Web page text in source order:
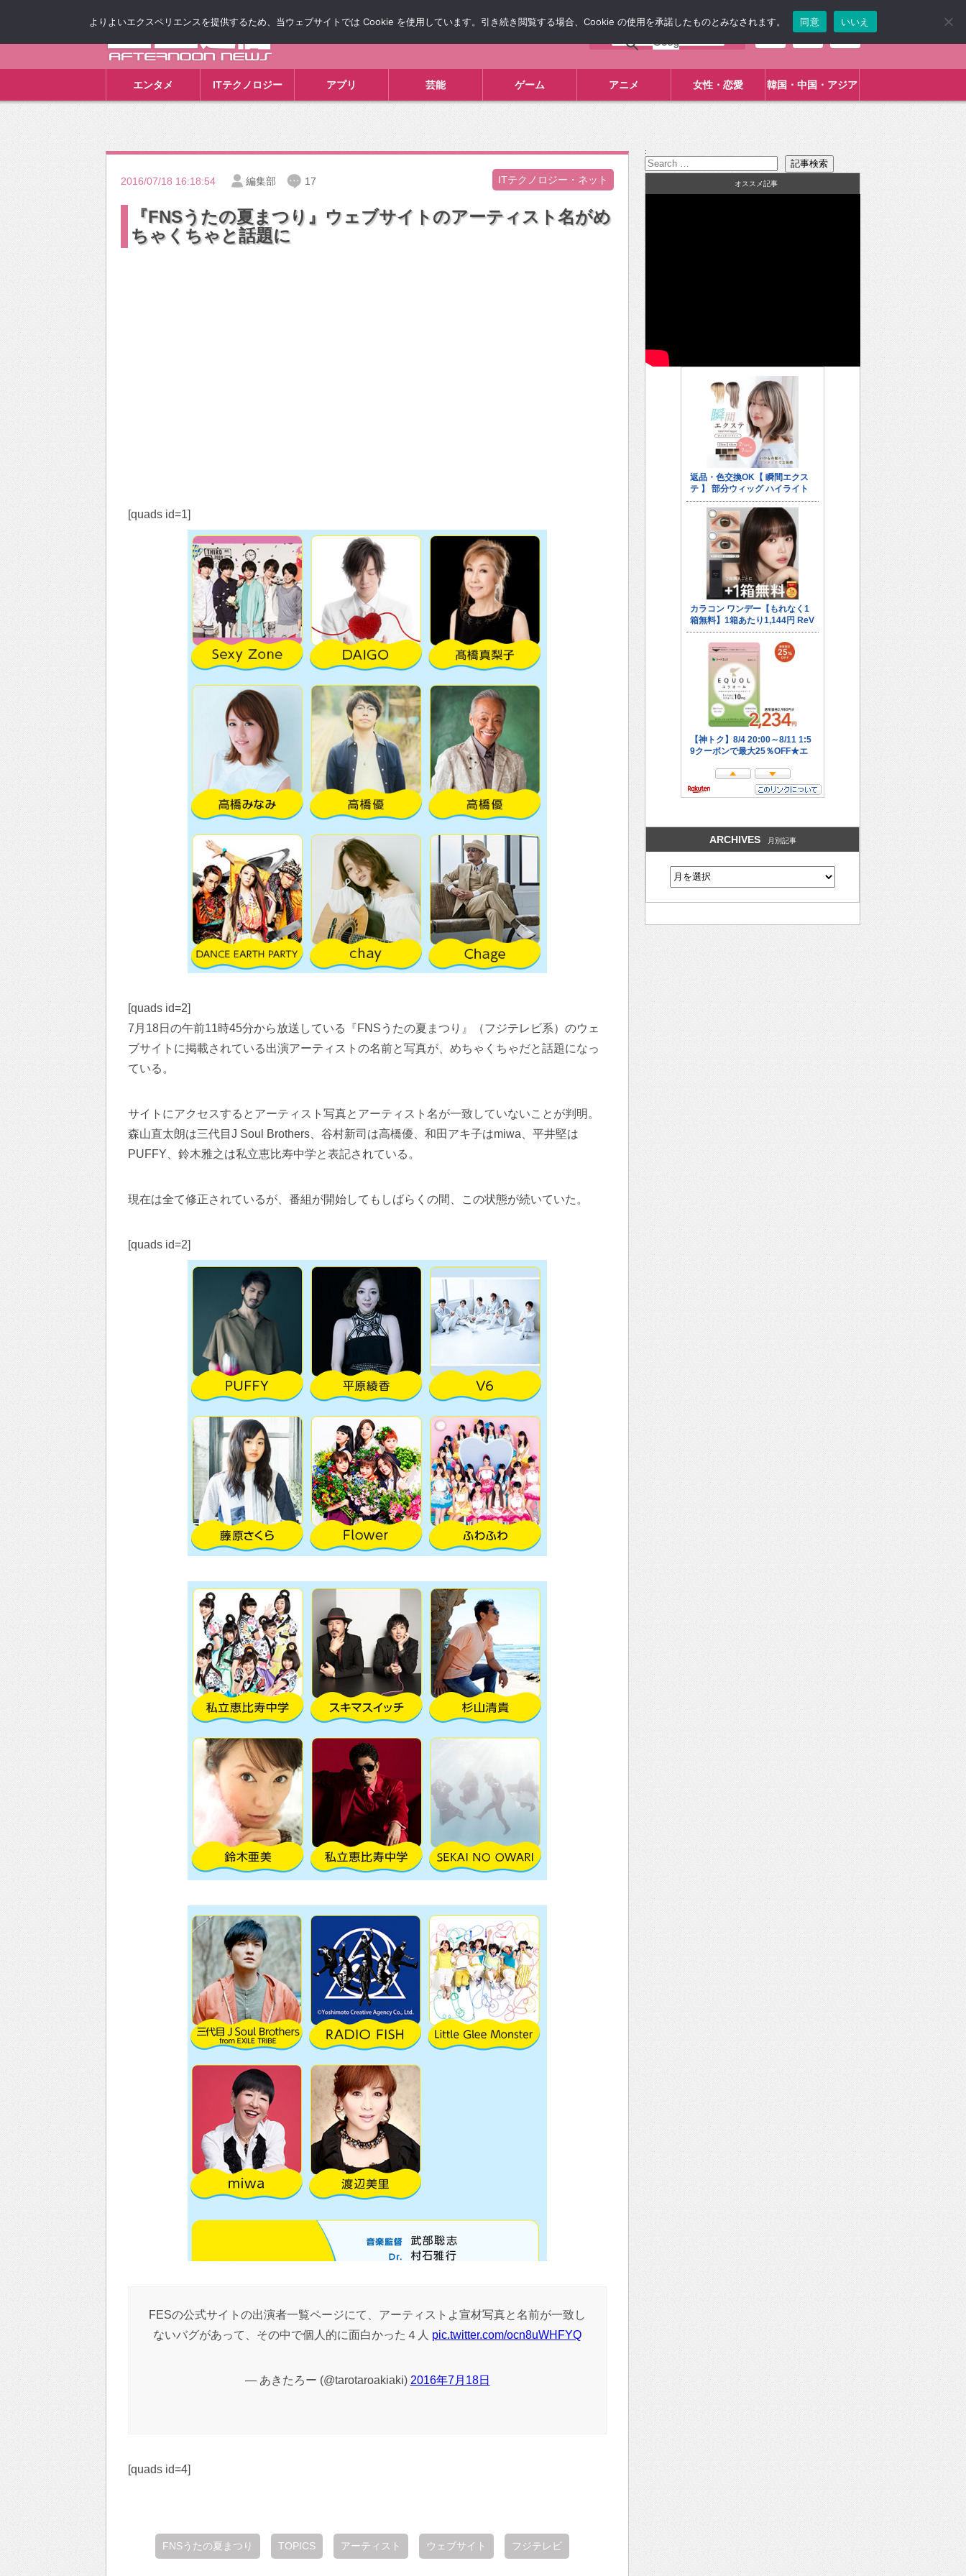
エンタメ ITテクノロジー アプリ 芸能 ゲーム アニメ 女性・恋愛 韓国・中国・アジア
2016/07/18 16:18:54 編集部 17 ITテクノロジー・ネット
『FNSうたの夏まつり』ウェブサイトのアーティスト名がめ
ちゃくちゃと話題に
[quads id=1]
[quads id=2]
7月18日の午前11時45分から放送している『FNSうたの夏まつり』（フジテレビ系）のウェ
ブサイトに掲載されている出演アーティストの名前と写真が、めちゃくちゃだと話題になっ
ている。
サイトにアクセスするとアーティスト写真とアーティスト名が一致していないことが判明。
森山直太朗は三代目J Soul Brothers、谷村新司は高橋優、和田アキ子はmiwa、平井堅は
PUFFY、鈴木雅之は私立恵比寿中学と表記されている。
現在は全て修正されているが、番組が開始してもしばらくの間、この状態が続いていた。
[quads id=2]
FESの公式サイトの出演者一覧ページにて、アーティストよ宣材写真と名前が一致し
ないバグがあって、その中で個人的に面白かった４人 pic.twitter.com/ocn8uWHFYQ
— あきたろー (@tarotaroakiaki) 2016年7月18日
[quads id=4]
FNSうたの夏まつり TOPICS アーティスト ウェブサイト フジテレビ
:
オススメ記事
ARCHIVES 月別記事
よりよいエクスペリエンスを提供するため、当ウェブサイトでは Cookie を使用しています。引き続き閲覧する場合、Cookie の使用を承諾したものとみなされます。 同意 いいえ